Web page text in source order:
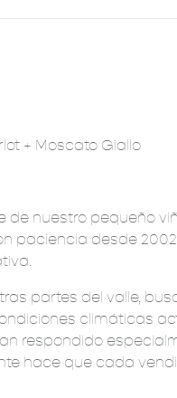
+ Moscato Giallo
de nuestro pequeño
paciencia desde
partes del valle,
climáticas
respondido
hace que cada